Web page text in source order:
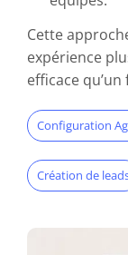
Cette
expérience
efficace
Configuration
Création de